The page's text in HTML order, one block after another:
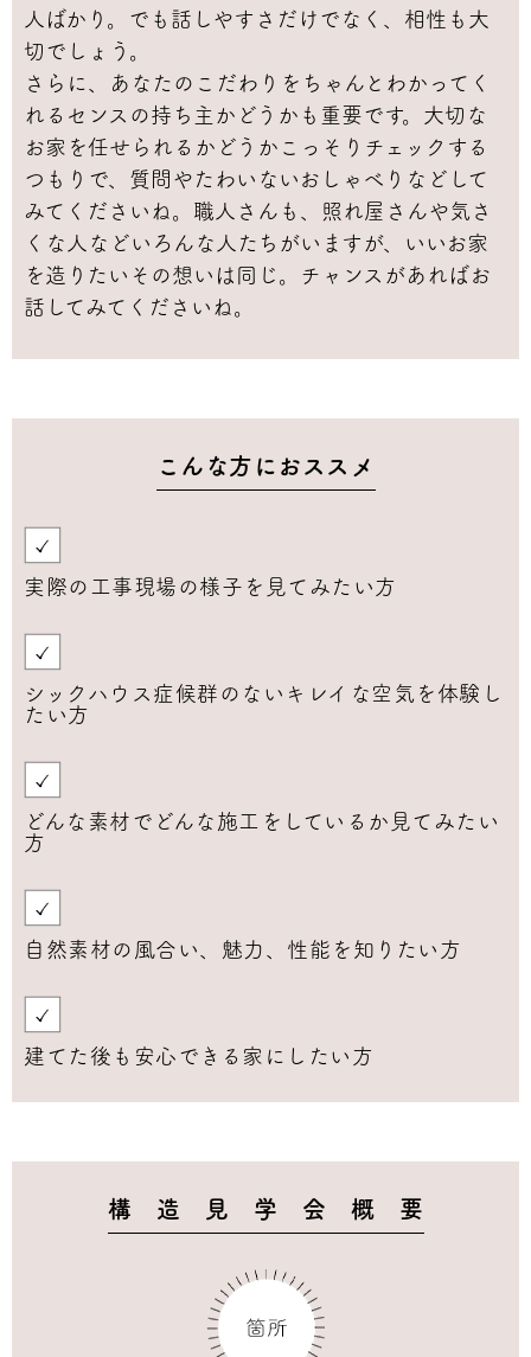
人ばかり。でも話しやすさだけでなく、相性も大
切でしょう。
さらに、あなたのこだわりをちゃんとわかってく
れるセンスの持ち主かどうかも重要です。大切な
お家を任せられるかどうかこっそりチェックする
つもりで、質問やたわいないおしゃべりなどして
みてくださいね。職人さんも、照れ屋さんや気さ
くな人などいろんな人たちがいますが、いいお家
を造りたいその想いは同じ。チャンスがあればお
話してみてくださいね。
こんな方におススメ
実際の工事現場の様子を見てみたい方
シックハウス症候群のないキレイな空気を体験し
たい方
どんな素材でどんな施工をしているか見てみたい
方
自然素材の風合い、魅力、性能を知りたい方
建てた後も安心できる家にしたい方
構 造 見 学 会 概 要